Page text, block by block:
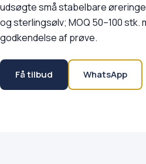
udsøgte små stabelbare
og sterlingsølv; MOQ 50–100 stk.
godkendelse af prøve.
Få tilbud WhatsApp